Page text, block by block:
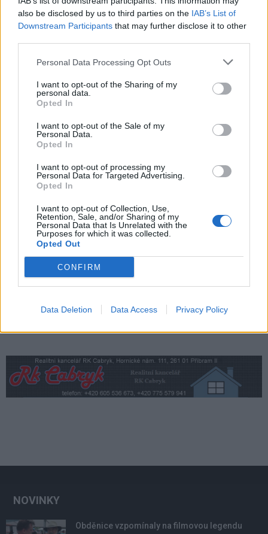
also be disclosed by us to third parties on the IAB’s List of
Downstream Participants that may further disclose it to other
Personal Data Processing Opt Outs
I want to opt-out of the Sharing of my
personal data.
Opted In
I want to opt-out of the Sale of my
Personal Data.
Opted In
I want to opt-out of processing my
Personal Data for Targeted Advertising.
Opted In
I want to opt-out of Collection, Use,
Retention, Sale, and/or Sharing of my
Personal Data that Is Unrelated with the
Purposes for which it was collected.
Opted Out
CONFIRM
Data Deletion Data Access Privacy Policy
veřejnosti
Zpravodajství
Většina koupališť na Příbramsku nabízí
Živohošti
Zpravodajství
Přibudou i tři nové poblíž Svaté Hory
Zpravodajství
Středočeský kraj upravil pravidla soutěže.
Obce nově získají body i za předcházení
vzniku odpadu
NOVINKY
Obděnice vzpomínaly na filmovou legendu